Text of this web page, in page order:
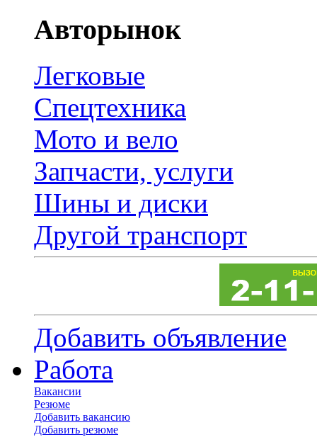
Авторынок
Легковые
Спецтехника
Мото и вело
Запчасти, услуги
Шины и диски
Другой транспорт
Добавить объявление
Работа
Вакансии
Резюме
Добавить вакансию
Добавить резюме